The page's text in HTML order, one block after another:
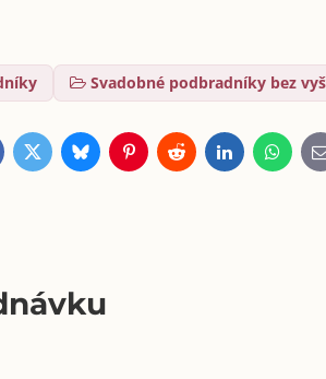
Svadobné podbradníky bez
TwitterBlueskyPinterestRedditLinkedIn